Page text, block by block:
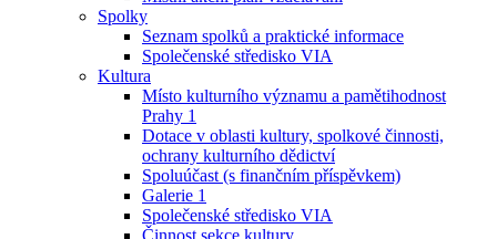
Spolky
Seznam spolků a praktické informace
Společenské středisko VIA
Kultura
Místo kulturního významu a pamětihodnost
Prahy 1
Dotace v oblasti kultury, spolkové činnosti,
ochrany kulturního dědictví
Spoluúčast (s finančním příspěvkem)
Galerie 1
Společenské středisko VIA
Činnost sekce kultury